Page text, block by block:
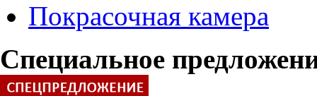
Покрасочная камера
Специальное